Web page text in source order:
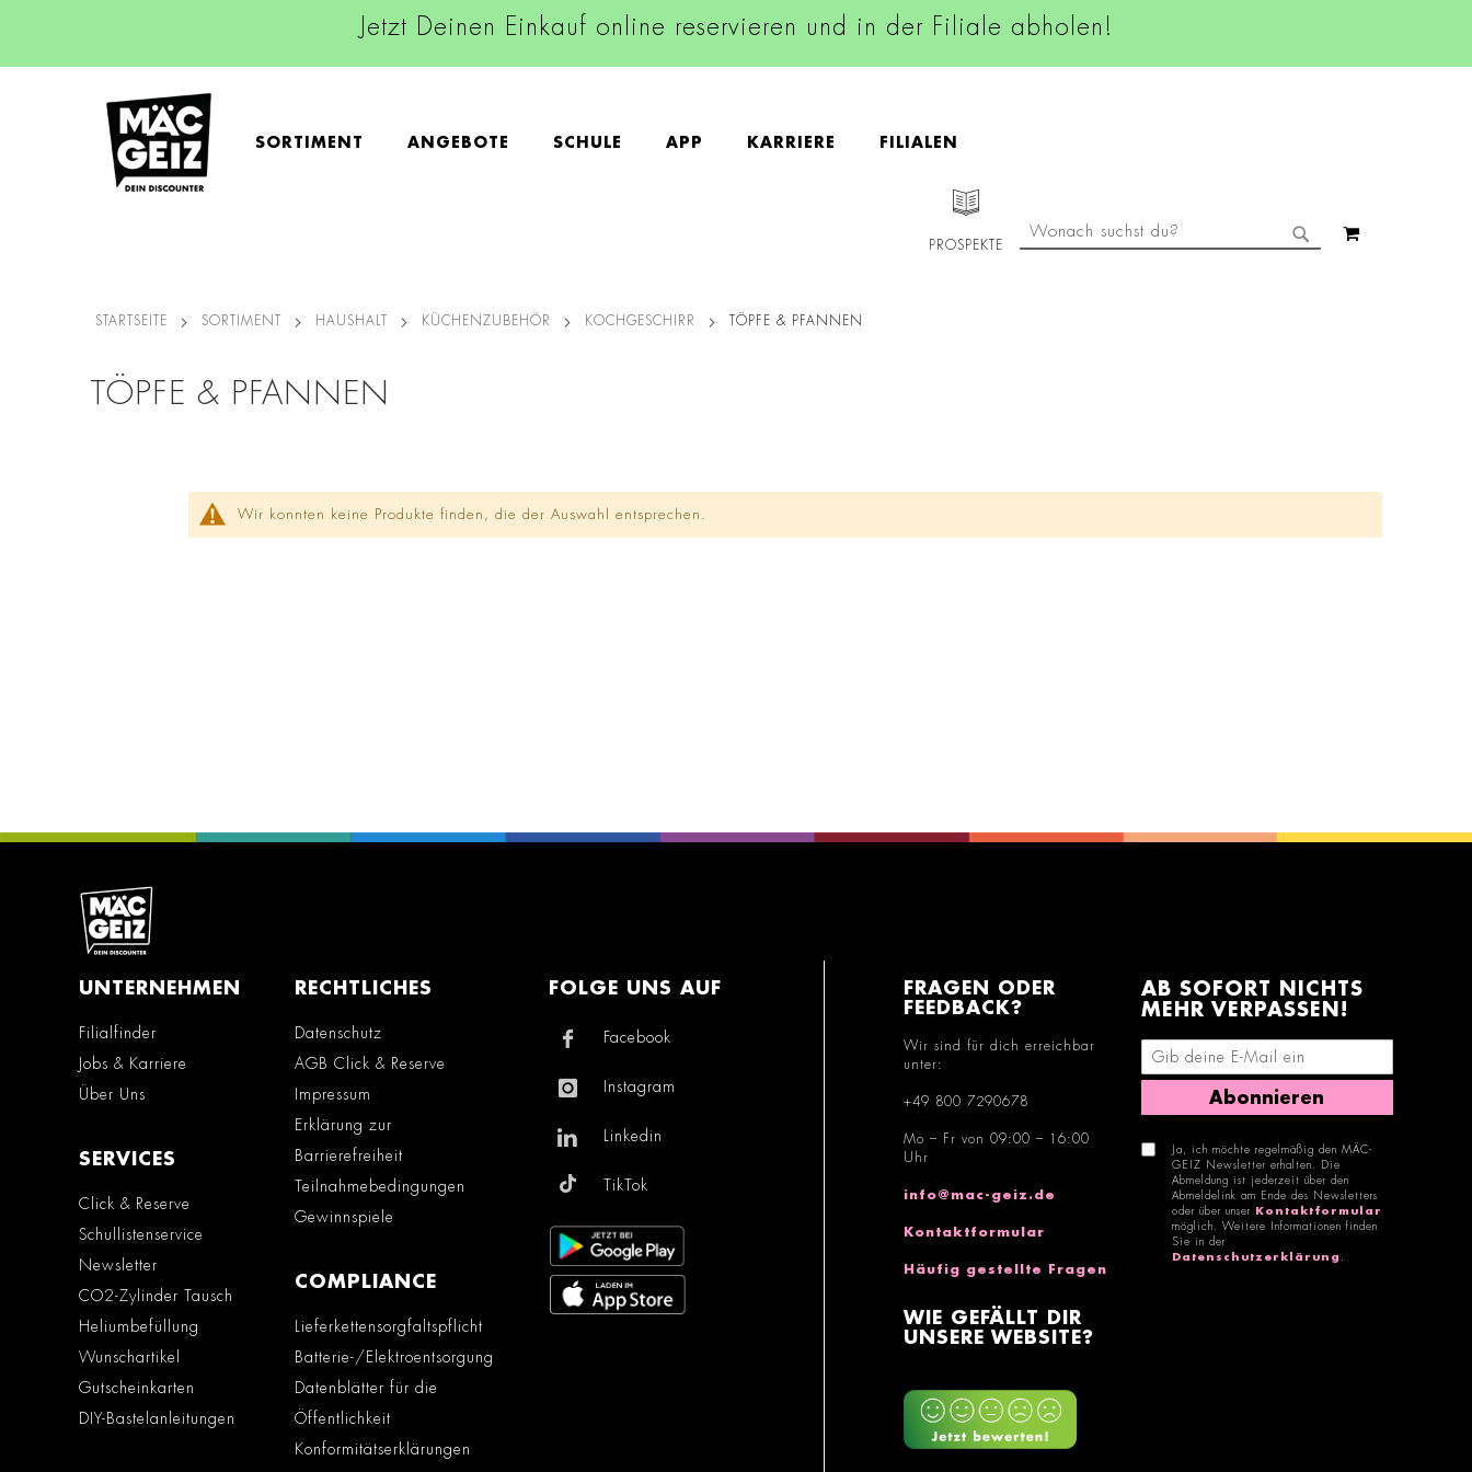
Jetzt Deinen Einkauf online reservieren und in der Filiale abholen!
SORTIMENT ANGEBOTE SCHULE APP KARRIERE FILIALEN
PROSPEKTE
SUCHE
STARTSEITE SORTIMENT HAUSHALT KÜCHENZUBEHÖR KOCHGESCHIRR TÖPFE & PFANNEN
TÖPFE & PFANNEN
Wir konnten keine Produkte finden, die der Auswahl entsprechen.
UNTERNEHMEN
Filialfinder
Jobs & Karriere
Über Uns
SERVICES
Click & Reserve
Schullistenservice
Newsletter
CO2-Zylinder Tausch
Heliumbefüllung
Wunschartikel
Gutscheinkarten
DIY-Bastelanleitungen
RECHTLICHES
Datenschutz
AGB Click & Reserve
Impressum
Erklärung zur
Barrierefreiheit
Teilnahmebedingungen
Gewinnspiele
COMPLIANCE
Lieferkettensorgfaltspflicht
Batterie-/Elektroentsorgung
Datenblätter für die
Öffentlichkeit
Konformitätserklärungen
FOLGE UNS AUF
Facebook
Instagram
Linkedin
TikTok
FRAGEN ODER
FEEDBACK?
Wir sind für dich erreichbar
unter:
+49 800 7290678
Mo – Fr von 09:00 – 16:00
Uhr
info@mac-geiz.de
Kontaktformular
Häufig gestellte Fragen
WIE GEFÄLLT DIR
UNSERE WEBSITE?
AB SOFORT NICHTS
MEHR VERPASSEN!
E-Mail-Adresse eingeben
Abonnieren
Ja, ich möchte regelmäßig den MÄC-
GEIZ Newsletter erhalten. Die
Abmeldung ist jederzeit über den
Abmeldelink am Ende des Newsletters
oder über unser
Kontaktformular
möglich. Weitere Informationen finden
Sie in der
Datenschutzerklärung .